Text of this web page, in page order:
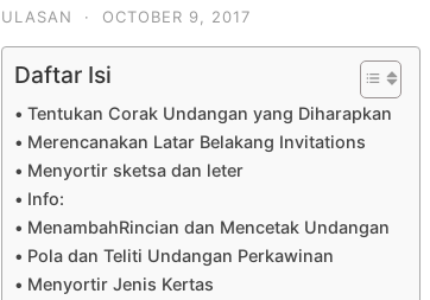
ULASAN · OCTOBER 9, 2017
Daftar Isi
Tentukan Corak Undangan yang Diharapkan
Merencanakan Latar Belakang Invitations
Menyortir sketsa dan leter
Info:
MenambahRincian dan Mencetak Undangan
Pola dan Teliti Undangan Perkawinan
Menyortir Jenis Kertas